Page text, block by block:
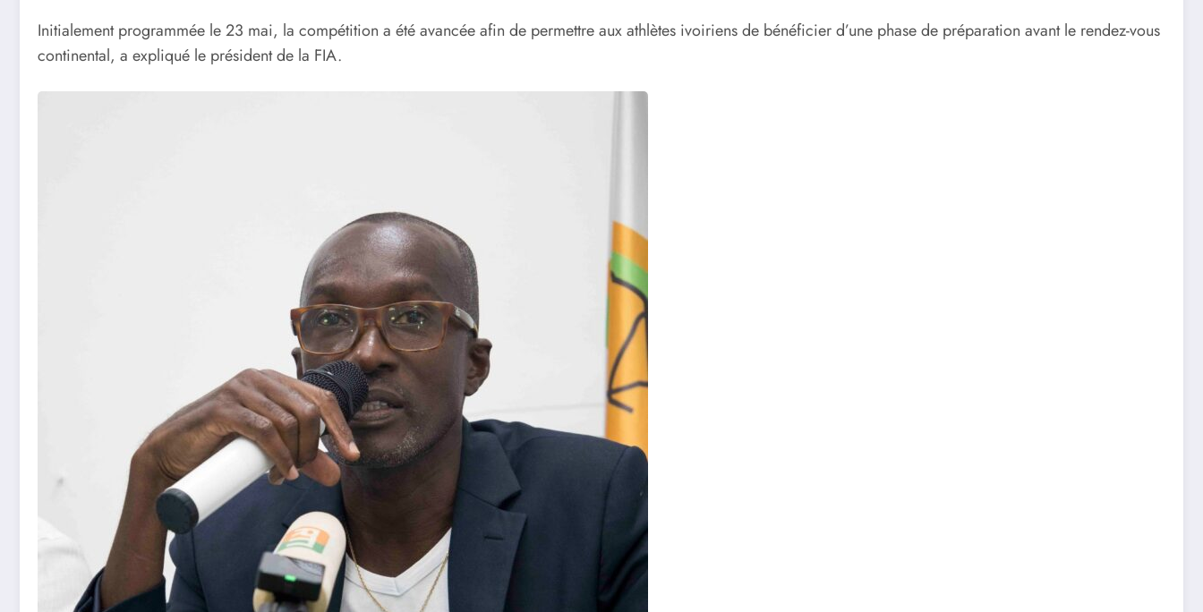
Initialement programmée le 23 mai, la compétition a été avancée afin de permettre aux athlètes ivoiriens de bénéficier d’une phase de préparation avant le rendez-vous
continental, a expliqué le président de la FIA.